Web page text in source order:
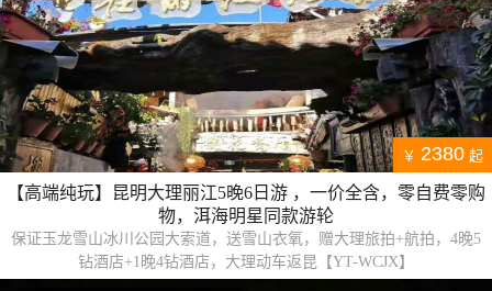
￥ 2380 起
【高端纯玩】昆明大理丽江5晚6日游 ，一价全含，零自费零购
物，洱海明星同款游轮
保证玉龙雪山冰川公园大索道，送雪山衣氧，赠大理旅拍+航拍，4晚5
钻酒店+1晚4钻酒店，大理动车返昆【YT-WCJX】